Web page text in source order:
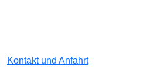
Kontakt und Anfahrt